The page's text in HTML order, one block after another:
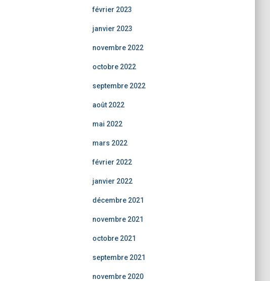
février 2023
janvier 2023
novembre 2022
octobre 2022
septembre 2022
août 2022
mai 2022
mars 2022
février 2022
janvier 2022
décembre 2021
novembre 2021
octobre 2021
septembre 2021
novembre 2020